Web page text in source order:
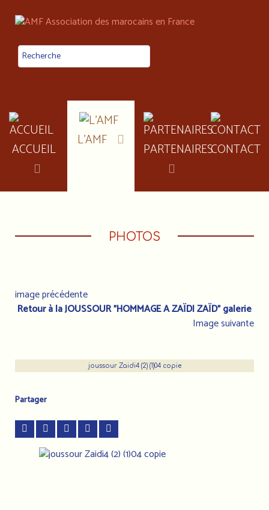
ACCUEIL L'AMF PARTENAIRESCONTACT
PHOTOS
image précédente
Retour à la JOUSSOUR "HOMMAGE A ZAÏDI ZAÏD" galerie
Image suivante
joussour Zaidi4 (2) (1)04 copie
Partager